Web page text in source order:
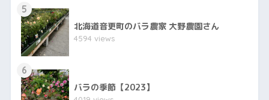
5
北海道音更町のバラ農家 大野農園さん
4594 views
6
バラの季節【2023】